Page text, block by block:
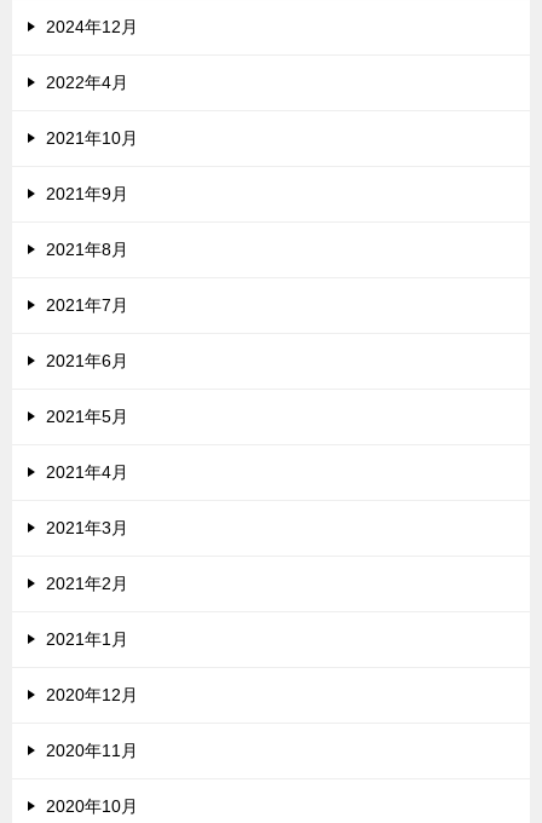
2024年12月
2022年4月
2021年10月
2021年9月
2021年8月
2021年7月
2021年6月
2021年5月
2021年4月
2021年3月
2021年2月
2021年1月
2020年12月
2020年11月
2020年10月